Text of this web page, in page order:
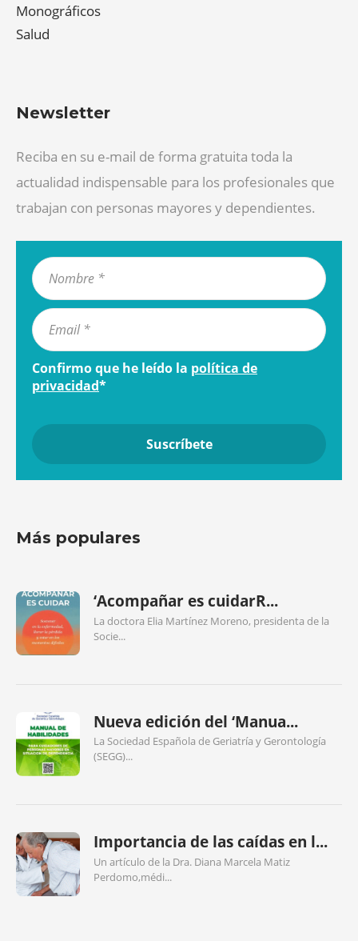
Monográficos
Salud
Newsletter
Reciba en su e-mail de forma gratuita toda la
actualidad indispensable para los profesionales que
trabajan con personas mayores y dependientes.
Confirmo que he leído la política de
privacidad*
Más populares
‘Acompañar es cuidarR...
La doctora Elia Martínez Moreno, presidenta de la
Socie...
Nueva edición del ‘Manua...
La Sociedad Española de Geriatría y Gerontología
(SEGG)...
Importancia de las caídas en l...
Un artículo de la Dra. Diana Marcela Matiz
Perdomo,médi...